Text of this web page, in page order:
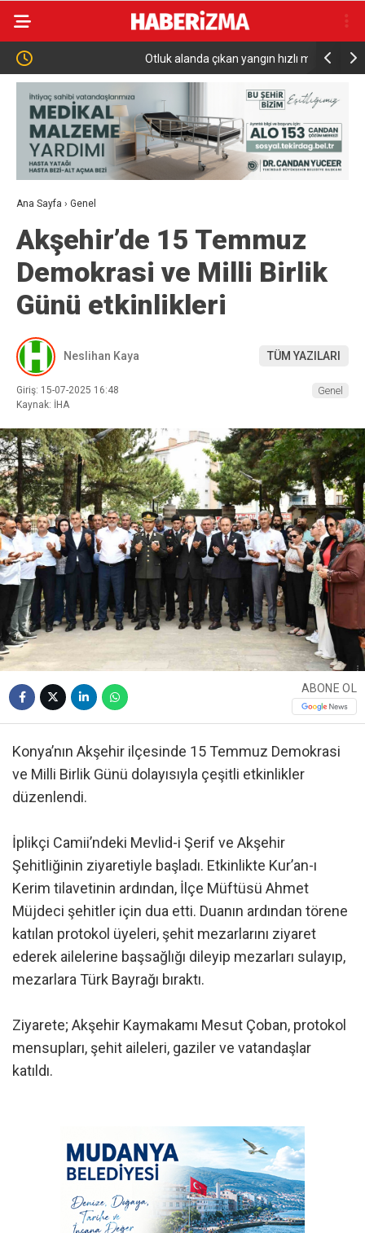
Otluk alanda çıkan yangın hızlı müdahale ile
söndürüldü
Ana Sayfa › Genel
Akşehir’de 15 Temmuz
Demokrasi ve Milli Birlik
Günü etkinlikleri
Neslihan Kaya TÜM YAZILARI
Giriş: 15-07-2025 16:48
Kaynak: İHA
Genel
ABONE OL
Konya’nın Akşehir ilçesinde 15 Temmuz Demokrasi
ve Milli Birlik Günü dolayısıyla çeşitli etkinlikler
düzenlendi.
İplikçi Camii’ndeki Mevlid-i Şerif ve Akşehir
Şehitliğinin ziyaretiyle başladı. Etkinlikte Kur’an-ı
Kerim tilavetinin ardından, İlçe Müftüsü Ahmet
Müjdeci şehitler için dua etti. Duanın ardından törene
katılan protokol üyeleri, şehit mezarlarını ziyaret
ederek ailelerine başsağlığı dileyip mezarları sulayıp,
mezarlara Türk Bayrağı bıraktı.
Ziyarete; Akşehir Kaymakamı Mesut Çoban, protokol
mensupları, şehit aileleri, gaziler ve vatandaşlar
katıldı.